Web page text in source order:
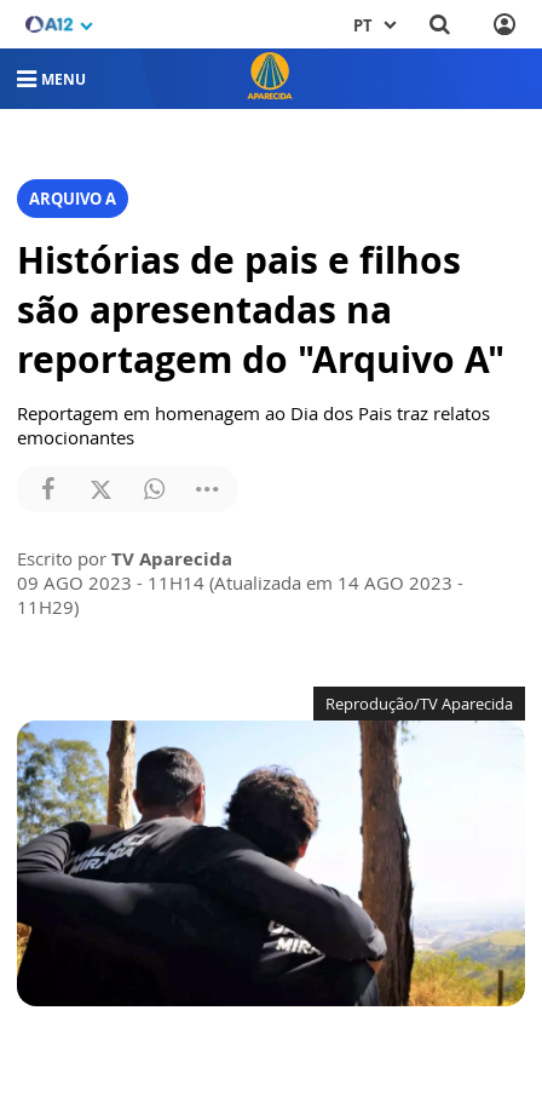
PT
MENU
ARQUIVO A
Histórias de pais e filhos
são apresentadas na
reportagem do "Arquivo A"
Reportagem em homenagem ao Dia dos Pais traz relatos
emocionantes
Escrito por TV Aparecida
09 AGO 2023 - 11H14 (Atualizada em 14 AGO 2023 -
11H29)
Reprodução/TV Aparecida